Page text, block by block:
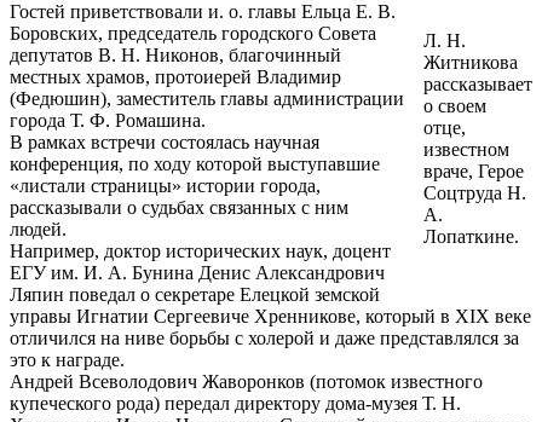
Л. Н.
Житникова
рассказывает
о своем
отце,
известном
враче, Герое
Соцтруда Н.
А.
Лопаткине.
Гостей приветствовали и. о. главы Ельца Е. В.
Боровских, председатель городского Совета
депутатов В. Н. Никонов, благочинный
местных храмов, протоиерей Владимир
(Федюшин), заместитель главы администрации
города Т. Ф. Ромашина.
В рамках встречи состоялась научная
конференция, по ходу которой выступавшие
«листали страницы» истории города,
рассказывали о судьбах связанных с ним
людей.
Например, доктор исторических наук, доцент
ЕГУ им. И. А. Бунина Денис Александрович
Ляпин поведал о секретаре Елецкой земской
управы Игнатии Сергеевиче Хренникове, который в ХIХ веке
отличился на ниве борьбы с холерой и даже представлялся за
это к награде.
Андрей Всеволодович Жаворонков (потомок известного
купеческого рода) передал директору дома-музея Т. Н.